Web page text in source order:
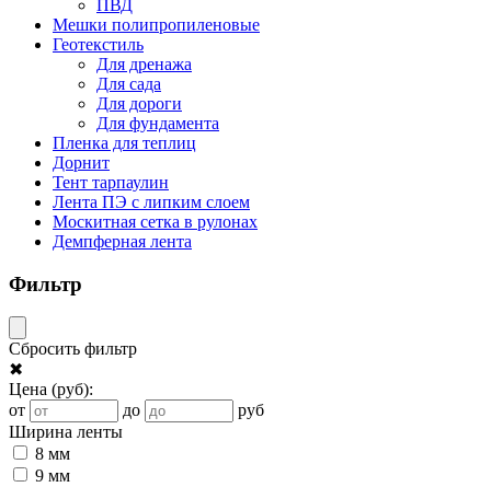
ПВД
Мешки полипропиленовые
Геотекстиль
Для дренажа
Для сада
Для дороги
Для фундамента
Пленка для теплиц
Дорнит
Тент тарпаулин
Лента ПЭ с липким слоем
Москитная сетка в рулонах
Демпферная лента
Фильтр
Сбросить фильтр
✖
Цена (руб):
от
до
руб
Ширина ленты
8 мм
9 мм